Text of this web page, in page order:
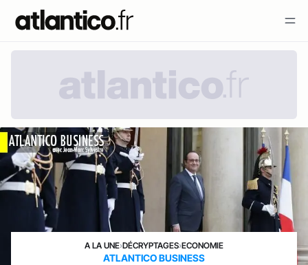
A LA UNE›DÉCRYPTAGES›ECONOMIE
ATLANTICO BUSINESS